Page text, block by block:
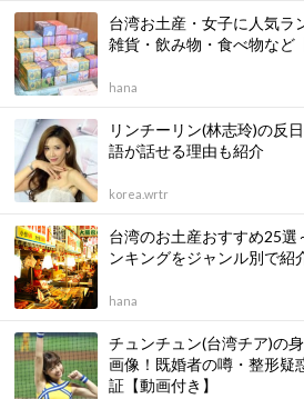
台湾お土産・女子に人気ラ
雑貨・飲み物・食べ物など
hana
リンチーリン(林志玲)の反
語が話せる理由も紹介
korea.wrtr
台湾のお土産おすすめ25選
ンキングをジャンル別で紹
hana
チュンチュン(台湾チア)の
画像！既婚者の噂・整形疑
証【動画付き】